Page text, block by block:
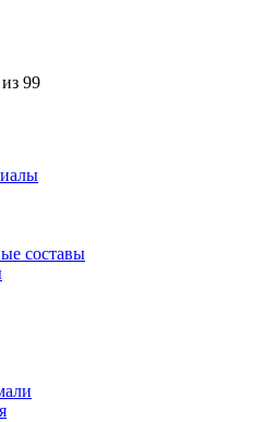
99
составы